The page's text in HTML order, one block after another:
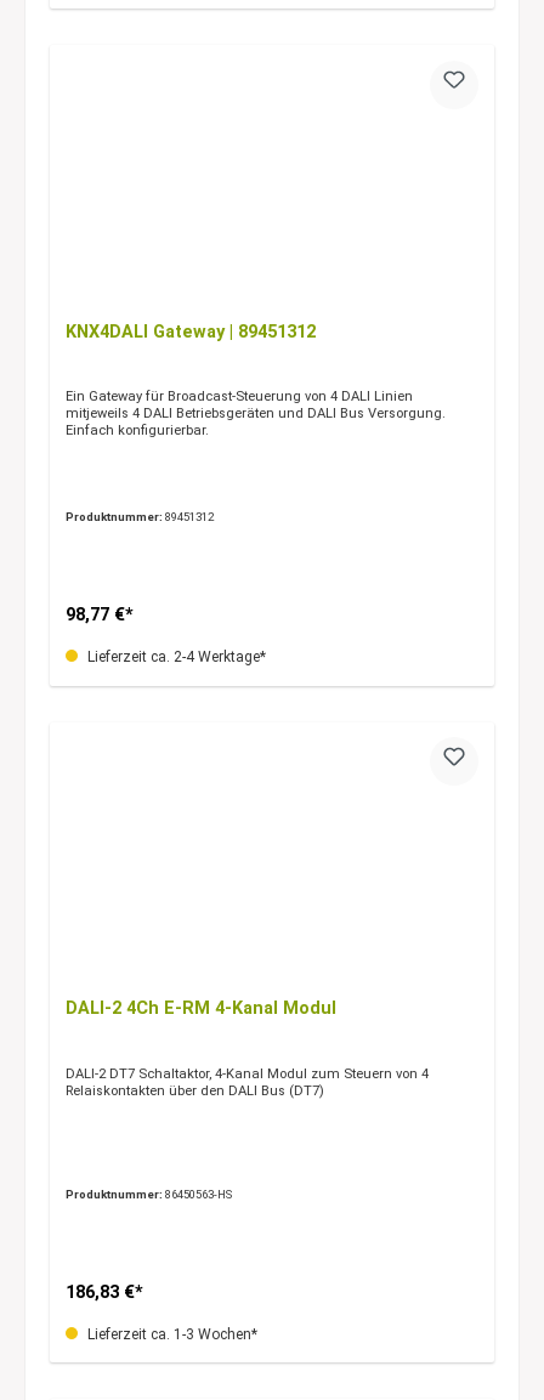
KNX4DALI Gateway | 89451312
Ein Gateway für Broadcast-Steuerung von 4 DALI Linien
mitjeweils 4 DALI Betriebsgeräten und DALI Bus Versorgung.
Einfach konfigurierbar.
Produktnummer: 89451312
98,77 €*
Lieferzeit ca. 2-4 Werktage*
DALI-2 4Ch E-RM 4-Kanal Modul
DALI-2 DT7 Schaltaktor, 4-Kanal Modul zum Steuern von 4
Relaiskontakten über den DALI Bus (DT7)
Produktnummer: 86450563-HS
186,83 €*
Lieferzeit ca. 1-3 Wochen*